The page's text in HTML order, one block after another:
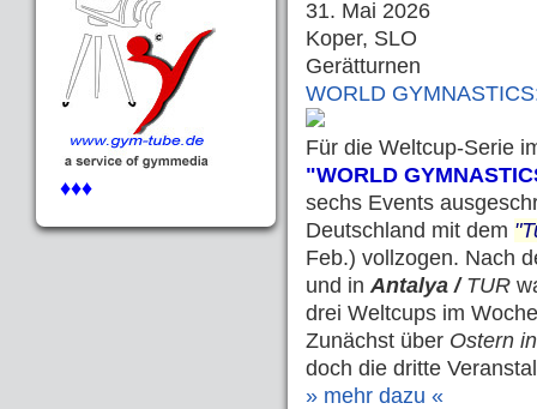
♦♦♦
31. Mai 2026
Koper, SLO
Gerätturnen
WORLD
Für die Weltcup-Serie
"WORLD
sechs Events
Deutschland mit dem
Feb.) vollzogen. Nach
und inAntalya / TUR
drei Weltcups im
Zunächst über Ostern
doch die dritte
» mehr dazu «